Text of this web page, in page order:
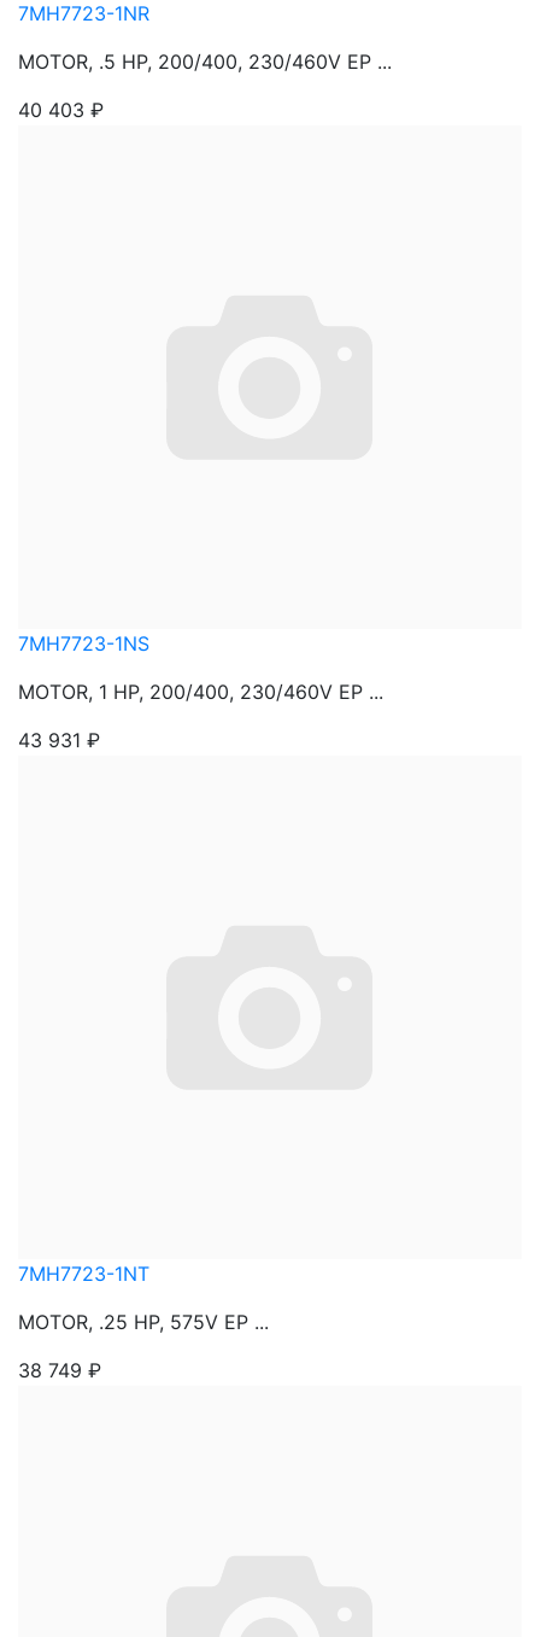
7MH7723-1NR
MOTOR, .5 HP, 200/400, 230/460V EP ...
40 403 ₽
7MH7723-1NS
MOTOR, 1 HP, 200/400, 230/460V EP ...
43 931 ₽
7MH7723-1NT
MOTOR, .25 HP, 575V EP ...
38 749 ₽